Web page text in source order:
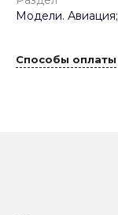
Модели. Авиация;
Способы оплаты